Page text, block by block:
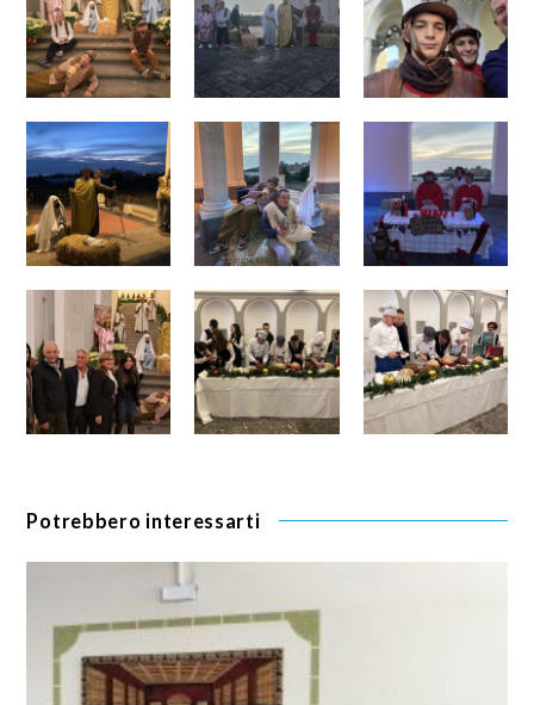
Potrebbero interessarti